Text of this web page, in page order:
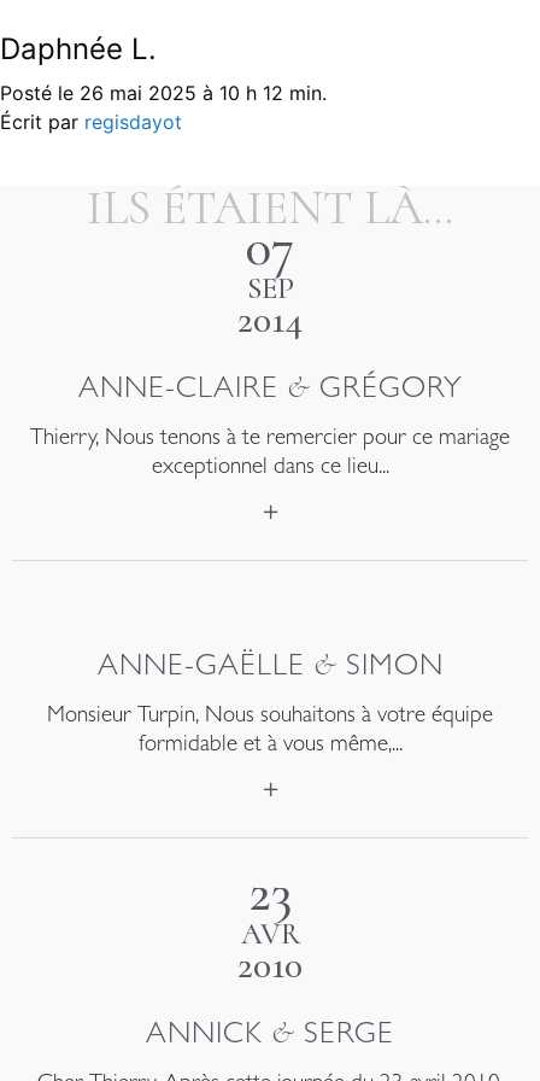
Daphnée L.
Posté le 26 mai 2025 à 10 h 12 min.
Écrit par regisdayot
Navigation
Marion & Charles
ILS ÉTAIENT LÀ...
07
SEP
2014
ANNE-CLAIRE & GRÉGORY
Thierry, Nous tenons à te remercier pour ce mariage
exceptionnel dans ce lieu...
ANNE-GAËLLE & SIMON
Monsieur Turpin, Nous souhaitons à votre équipe
formidable et à vous même,...
23
AVR
2010
ANNICK & SERGE